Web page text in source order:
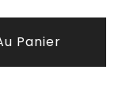
Panier